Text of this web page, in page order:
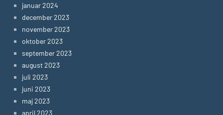
januar 2024
december 2023
november 2023
oktober 2023
september 2023
august 2023
juli 2023
juni 2023
maj 2023
april 2023